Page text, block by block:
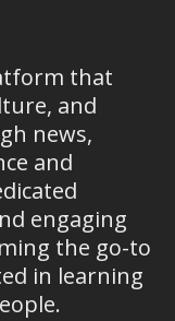
that
and
news,
and
engaging
the go-to
in learning